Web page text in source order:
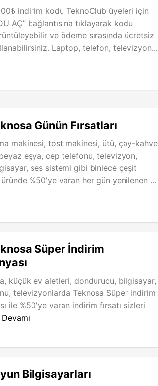
indirim kodu TeknoClub üyeleri için
AÇ” bağlantısına tıklayarak kodu
ve ödeme sırasında ücretsiz
Laptop, telefon, televizyon...
Günün Fırsatları
makinesi, tost makinesi, ütü, çay-kahve
eşya, cep telefonu, televizyon,
ses sistemi gibi binlece çeşit
%50'ye varan her gün yenilenen ...
Süper İndirim
küçük ev aletleri, dondurucu, bilgisayar,
televizyonlarda Teknosa Süper indirim
ile %50'ye varan indirim fırsatı sizleri
Devamı
Bilgisayarları